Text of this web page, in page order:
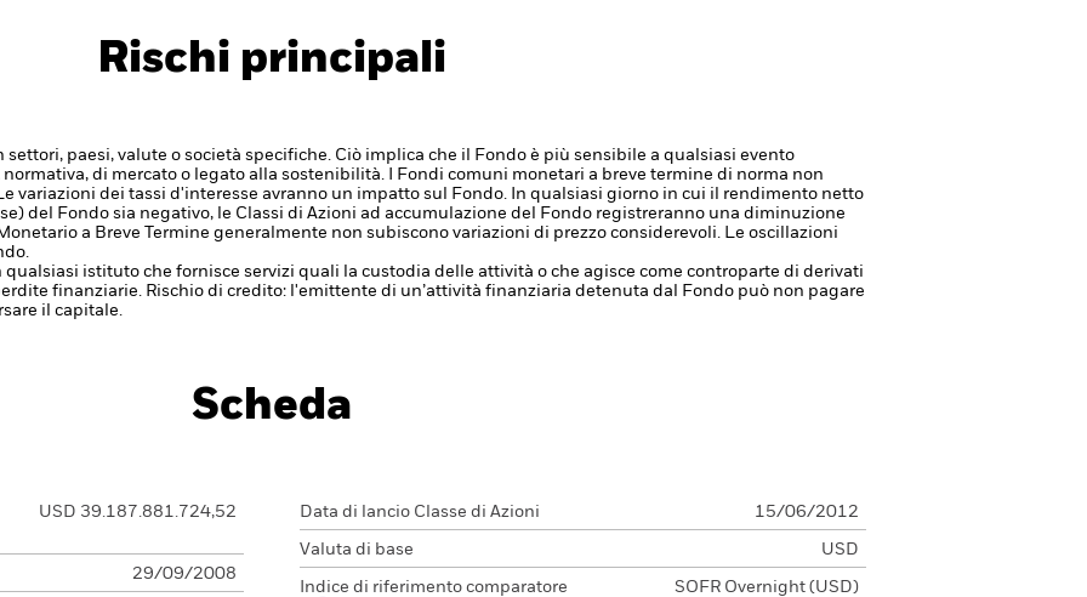
Rischi principali
settori, paesi, valute o società specifiche. Ciò implica che il Fondo è più sensibile a qualsiasi evento
di mercato o legato alla sostenibilità.
I Fondi comuni monetari a breve termine di norma non
variazioni dei tassi d'interesse avranno un impatto sul Fondo. In qualsiasi giorno in cui il rendimento netto
del Fondo sia negativo, le Classi di Azioni ad accumulazione del Fondo registreranno una diminuzione
a Breve Termine generalmente non subiscono variazioni di prezzo considerevoli. Le oscillazioni
qualsiasi istituto che fornisce servizi quali la custodia delle attività o che agisce come controparte di derivati
finanziarie. Rischio di credito: l'emittente di un’attività finanziaria detenuta dal Fondo può non pagare
il capitale.
Scheda
USD 39.187.881.724,52
29/09/2008
Data di lancio Classe di Azioni 15/06/2012
Valuta di base USD
Indice di riferimento comparatore
SOFR Overnight (USD)